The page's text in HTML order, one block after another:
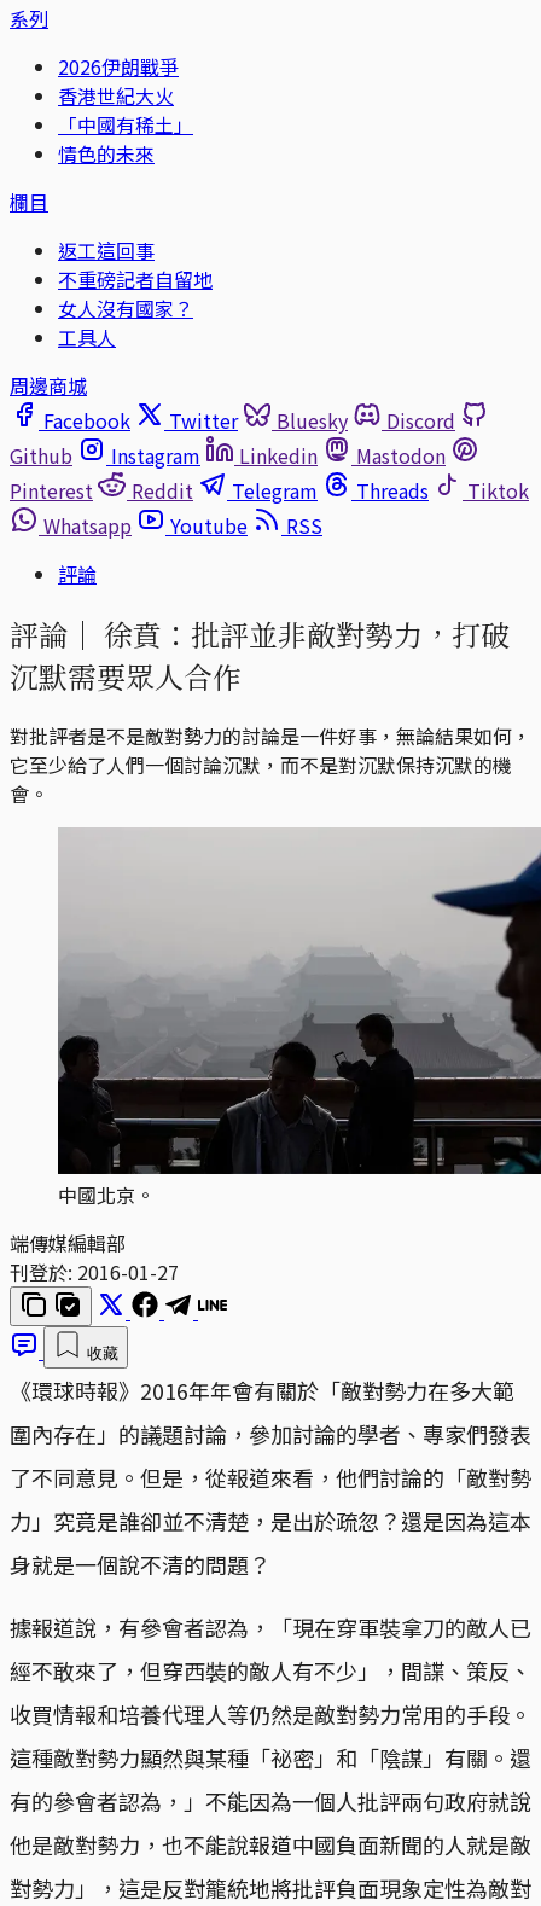
系列
2026伊朗戰爭
香港世紀大火
「中國有稀土」
情色的未來
欄目
返工這回事
不重磅記者自留地
女人沒有國家？
工具人
周邊商城
Facebook
Twitter Bluesky
Discord
Github
Instagram Linkedin
Mastodon
Pinterest
Reddit Telegram Threads
Tiktok
Whatsapp
Youtube
RSS
評論
評論｜ 徐賁：批評並非敵對勢力，打破
沉默需要眾人合作
對批評者是不是敵對勢力的討論是一件好事，無論結果如何，
它至少給了人們一個討論沉默，而不是對沉默保持沉默的機
會。
中國北京。
端傳媒編輯部
刊登於: 2016-01-27
收藏
《環球時報》2016年年會有關於「敵對勢力在多大範
圍內存在」的議題討論，參加討論的學者、專家們發表
了不同意見。但是，從報道來看，他們討論的「敵對勢
力」究竟是誰卻並不清楚，是出於疏忽？還是因為這本
身就是一個說不清的問題？
據報道說，有參會者認為，「現在穿軍裝拿刀的敵人已
經不敢來了，但穿西裝的敵人有不少」，間諜、策反、
收買情報和培養代理人等仍然是敵對勢力常用的手段。
這種敵對勢力顯然與某種「祕密」和「陰謀」有關。還
有的參會者認為，」不能因為一個人批評兩句政府就說
他是敵對勢力，也不能說報道中國負面新聞的人就是敵
對勢力」，這是反對籠統地將批評負面現象定性為敵對